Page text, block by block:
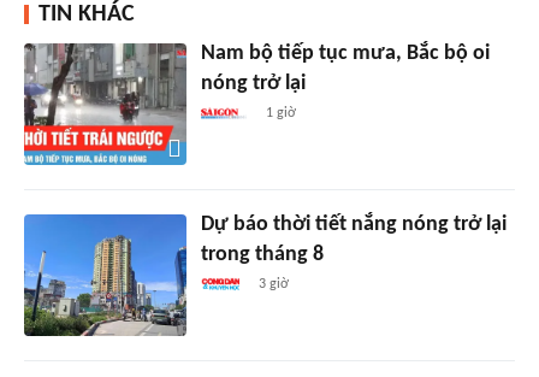
TIN KHÁC
Nam bộ tiếp tục mưa, Bắc bộ oi
nóng trở lại
1 giờ
Dự báo thời tiết nắng nóng trở lại
trong tháng 8
3 giờ